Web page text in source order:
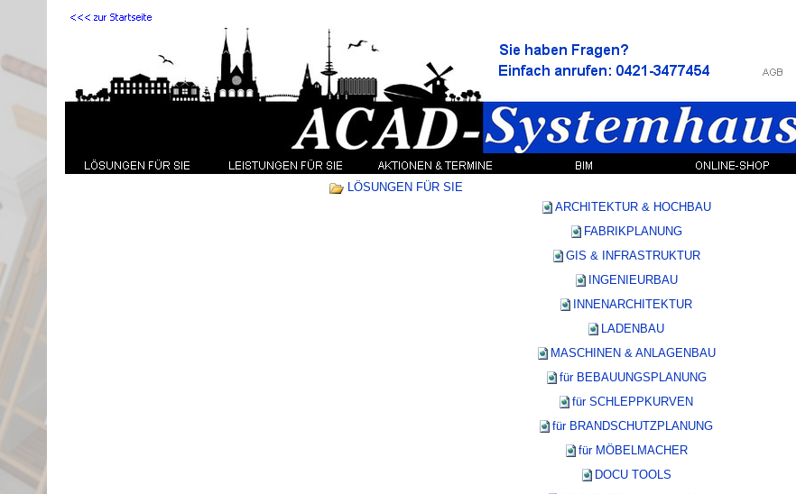
LÖSUNGEN FÜR SIE
ARCHITEKTUR & HOCHBAU
FABRIKPLANUNG
GIS & INFRASTRUKTUR
INGENIEURBAU
INNENARCHITEKTUR
LADENBAU
MASCHINEN & ANLAGENBAU
für BEBAUUNGSPLANUNG
für SCHLEPPKURVEN
für BRANDSCHUTZPLANUNG
für MÖBELMACHER
DOCU TOOLS